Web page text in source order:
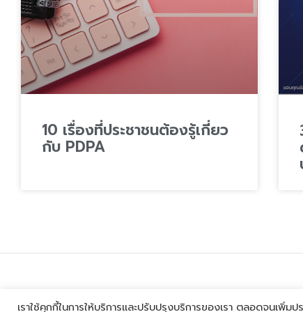
10 เรื่องที่ประชาชนต้องรู้เกี่ยว
กับ PDPA
เราใช้คุกกี้ในการให้บริการและปรับปรุงบริการของเรา ตลอดจนเ